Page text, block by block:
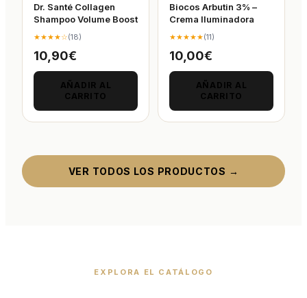
Dr. Santé Collagen
Shampoo Volume Boost
★★★★☆(18)
10,90€
AÑADIR AL
CARRITO
Biocos Arbutin 3% –
Crema Iluminadora
★★★★★(11)
10,00€
AÑADIR AL
CARRITO
VER TODOS LOS PRODUCTOS →
EXPLORA EL CATÁLOGO